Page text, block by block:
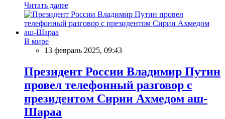
Читать далее
В мире
13 февраль 2025, 09:43
Президент России Владимир Путин
провел телефонный разговор с
президентом Сирии Ахмедом аш-
Шараа